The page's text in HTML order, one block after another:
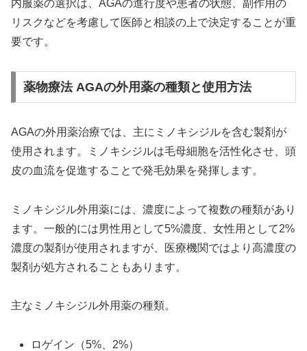
内服薬の選択は、AGAの進行度や患者の状態、副作用の
リスクなどを考慮して医師と相談の上で決定することが重
要です。
薬物療法 AGAの外用薬の種類と使用方法
AGAの外用薬治療では、主にミノキシジルを含む製剤が
使用されます。ミノキシジルは毛母細胞を活性化させ、頭
皮の血流を促進することで発毛効果を発揮します。
ミノキシジル外用薬には、濃度によって複数の種類があり
ます。一般的には男性用として5%濃度、女性用として2%
濃度の製剤が使用されますが、医療機関ではより高濃度の
製剤が処方されることもあります。
主なミノキシジル外用薬の種類。
ロゲイン（5%、2%）